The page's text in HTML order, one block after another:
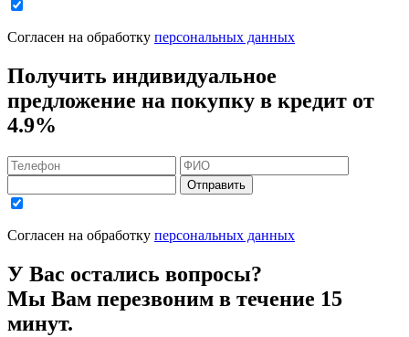
Согласен на обработку персональных данных
Получить индивидуальное
предложение на покупку в кредит от
4.9%
Отправить
Согласен на обработку персональных данных
У Вас остались вопросы?
Мы Вам перезвоним в течение 15
минут.